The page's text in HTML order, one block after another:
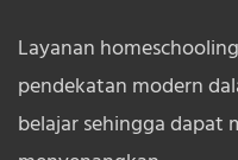
Layanan
pendekatan modern
belajar sehingga dapat